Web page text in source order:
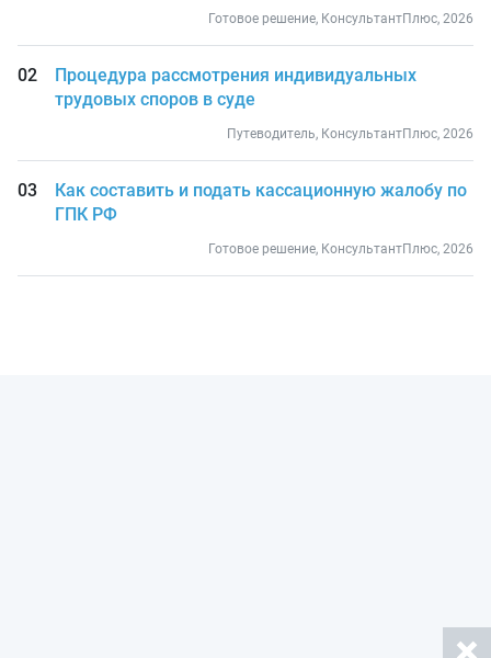
Готовое решение, КонсультантПлюс, 2026
Процедура рассмотрения индивидуальных
трудовых споров в суде
Путеводитель, КонсультантПлюс, 2026
Как составить и подать кассационную жалобу по
ГПК РФ
Готовое решение, КонсультантПлюс, 2026